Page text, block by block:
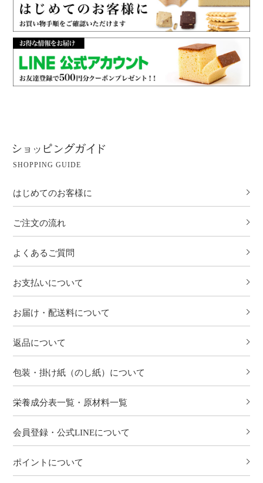
SHOPPING GUIDE
はじめてのお客様に
ご注文の流れ
よくあるご質問
お支払いについて
お届け・配送料について
返品について
包装・掛け紙（のし紙）について
栄養成分表一覧・原材料一覧
会員登録・公式LINEについて
ポイントについて